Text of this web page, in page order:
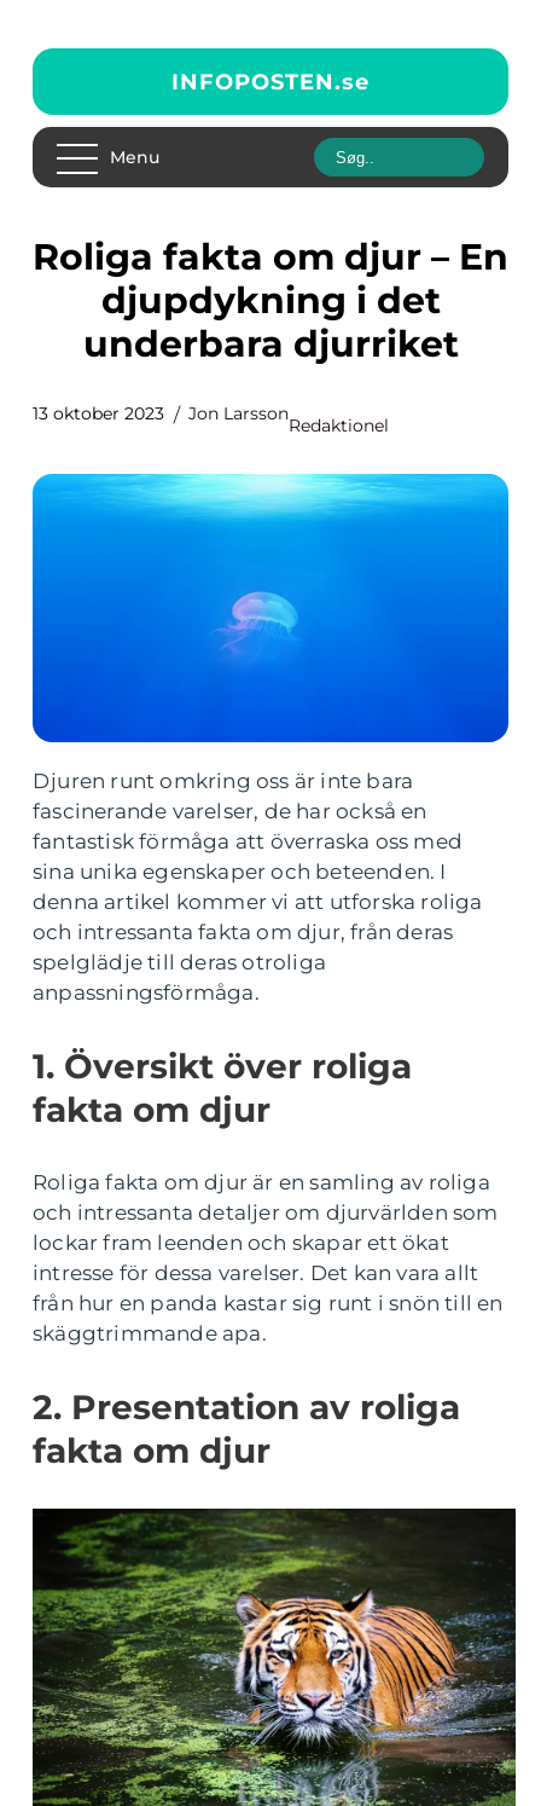
INFOPOSTEN.se
Menu
Roliga fakta om djur – En
djupdykning i det
underbara djurriket
13 oktober 2023 Jon Larsson
Redaktionel
Djuren runt omkring oss är inte bara
fascinerande varelser, de har också en
fantastisk förmåga att överraska oss med
sina unika egenskaper och beteenden. I
denna artikel kommer vi att utforska roliga
och intressanta fakta om djur, från deras
spelglädje till deras otroliga
anpassningsförmåga.
1. Översikt över roliga
fakta om djur
Roliga fakta om djur är en samling av roliga
och intressanta detaljer om djurvärlden som
lockar fram leenden och skapar ett ökat
intresse för dessa varelser. Det kan vara allt
från hur en panda kastar sig runt i snön till en
skäggtrimmande apa.
2. Presentation av roliga
fakta om djur